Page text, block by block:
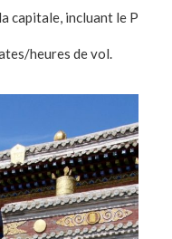
capitale, incluant le P
heures de vol.